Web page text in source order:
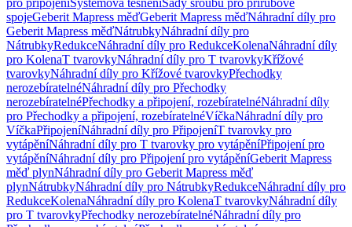
pro připojeníSystémová těsněníSady šroubů pro přírubové
spojeGeberit Mapress měďGeberit Mapress měďNáhradní díly pro
Geberit Mapress měďNátrubkyNáhradní díly pro
NátrubkyRedukceNáhradní díly pro RedukceKolenaNáhradní díly
pro KolenaT tvarovkyNáhradní díly pro T tvarovkyKřížové
tvarovkyNáhradní díly pro Křížové tvarovkyPřechodky
nerozebíratelnéNáhradní díly pro Přechodky
nerozebíratelnéPřechodky a připojení, rozebíratelnéNáhradní díly
pro Přechodky a připojení, rozebíratelnéVíčkaNáhradní díly pro
VíčkaPřipojeníNáhradní díly pro PřipojeníT tvarovky pro
vytápěníNáhradní díly pro T tvarovky pro vytápěníPřipojení pro
vytápěníNáhradní díly pro Připojení pro vytápěníGeberit Mapress
měď plynNáhradní díly pro Geberit Mapress měď
plynNátrubkyNáhradní díly pro NátrubkyRedukceNáhradní díly pro
RedukceKolenaNáhradní díly pro KolenaT tvarovkyNáhradní díly
pro T tvarovkyPřechodky nerozebíratelnéNáhradní díly pro